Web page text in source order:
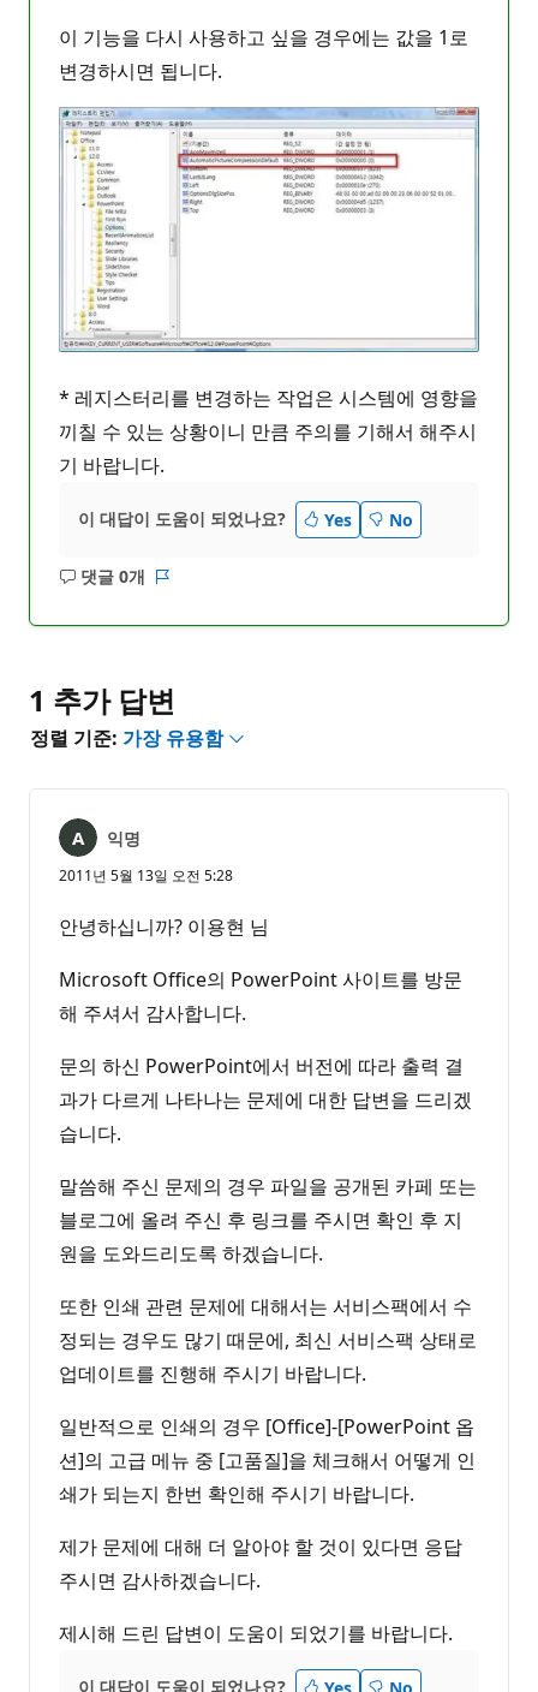
이 기능을 다시 사용하고 싶을 경우에는 값을 1로
변경하시면 됩니다.
* 레지스터리를 변경하는 작업은 시스템에 영향을
끼칠 수 있는 상황이니 만큼 주의를 기해서 해주시
기 바랍니다.
이 대답이 도움이 되었나요? Yes No
댓글 0개
설
1 추가 답변
정렬 기준: 가장 유용함
익명
2011년 5월 13일 오전 5:28
안녕하십니까? 이용현 님
Microsoft Office의 PowerPoint 사이트를 방문
해 주셔서 감사합니다.
문의 하신 PowerPoint에서 버전에 따라 출력 결
과가 다르게 나타나는 문제에 대한 답변을 드리겠
습니다.
말씀해 주신 문제의 경우 파일을 공개된 카페 또는
블로그에 올려 주신 후 링크를 주시면 확인 후 지
원을 도와드리도록 하겠습니다.
또한 인쇄 관련 문제에 대해서는 서비스팩에서 수
정되는 경우도 많기 때문에, 최신 서비스팩 상태로
업데이트를 진행해 주시기 바랍니다.
일반적으로 인쇄의 경우 [Office]-[PowerPoint 옵
션]의 고급 메뉴 중 [고품질]을 체크해서 어떻게 인
쇄가 되는지 한번 확인해 주시기 바랍니다.
제가 문제에 대해 더 알아야 할 것이 있다면 응답
주시면 감사하겠습니다.
제시해 드린 답변이 도움이 되었기를 바랍니다.
이 대답이 도움이 되었나요?